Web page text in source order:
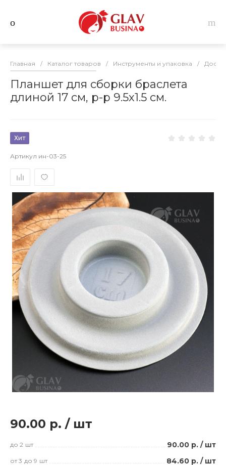
Главная / Каталог товаров / Инструменты и упаковка / Доски
Планшет для сборки браслета
длиной 17 см, р-р 9.5х1.5 см.
Хит
Артикул ин-03-25
90.00 р. / шт
до 2 шт 90.00 р. / шт
от 3 до 9 шт 84.60 р. / шт